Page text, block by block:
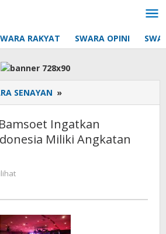
RAKYAT SWARA OPINI
SENAYAN »
MPR
Bamsoet
Ingatkan
Siber
Ingatkan
Miliki Angkatan